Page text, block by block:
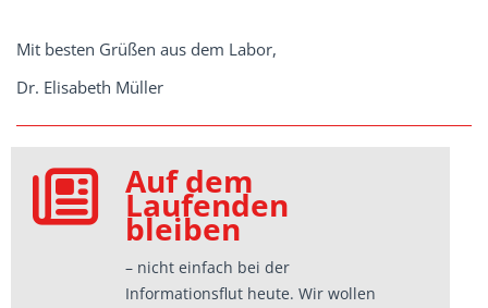
Mit besten Grüßen aus dem Labor,
Dr. Elisabeth Müller
Auf dem
Laufenden
bleiben
– nicht einfach bei der
Informationsflut heute. Wir wollen